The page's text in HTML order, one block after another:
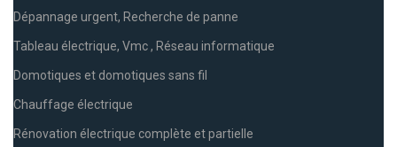
Dépannage urgent, Recherche de panne
Tableau électrique, Vmc , Réseau informatique
Domotiques et domotiques sans fil
Chauffage électrique
Rénovation électrique complète et partielle